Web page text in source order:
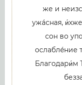
же и
ужáсная,
сон во
ослаблéние
Благодари́м